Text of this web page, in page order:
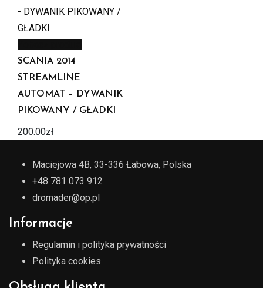
SCANIA 2014
STREAMLINE
AUTOMAT – DYWANIK
PIKOWANY / GŁADKI
200.00zł
Maciejowa 4B, 33-336 Łabowa, Polska
+48 781 073 912
dromader@op.pl
Informacje
Regulamin i polityka prywatności
Polityka cookies